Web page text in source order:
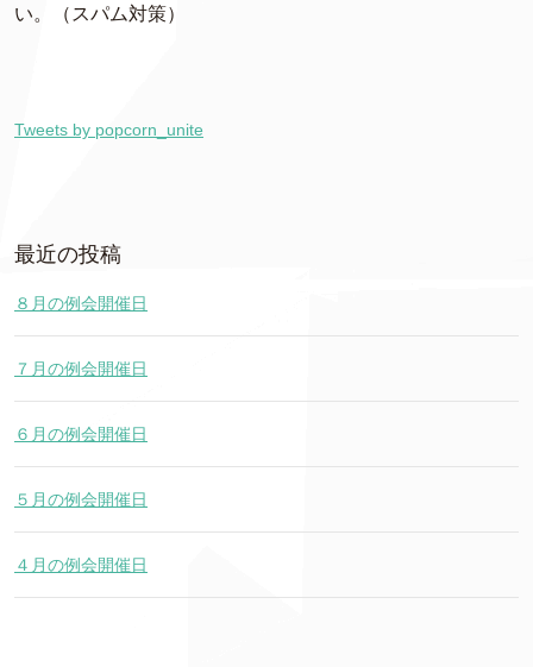
い。（スパム対策）
Tweets by popcorn_unite
最近の投稿
８月の例会開催日
７月の例会開催日
６月の例会開催日
５月の例会開催日
４月の例会開催日